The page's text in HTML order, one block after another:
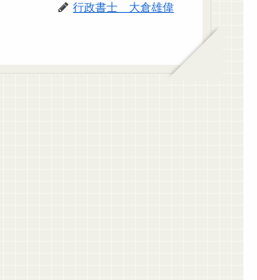
行政書士 大倉雄偉